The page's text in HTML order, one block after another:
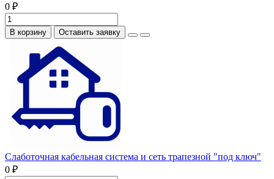
0 ₽
В корзину Оставить заявку
Слаботочная кабельная система и сеть трапезной "под ключ"
0 ₽